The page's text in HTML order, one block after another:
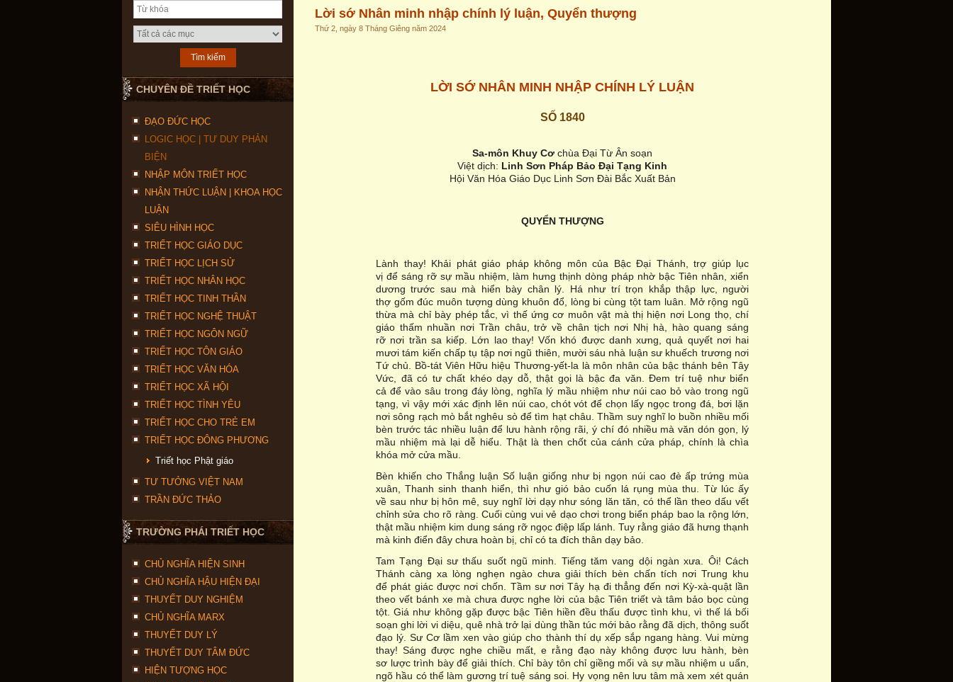
CHUYÊN ĐỀ TRIẾT HỌC
ĐẠO ĐỨC HỌC
LOGIC HỌC | TƯ DUY PHẢN
BIỆN
NHẬP MÔN TRIẾT HỌC
NHẬN THỨC LUẬN | KHOA HỌC
LUẬN
SIÊU HÌNH HỌC
TRIẾT HỌC GIÁO DỤC
TRIẾT HỌC LỊCH SỬ
TRIẾT HỌC NHÂN HỌC
TRIẾT HỌC TINH THẦN
TRIẾT HỌC NGHỆ THUẬT
TRIẾT HỌC NGÔN NGỮ
TRIẾT HỌC TÔN GIÁO
TRIẾT HỌC VĂN HÓA
TRIẾT HỌC XÃ HỘI
TRIẾT HỌC TÌNH YÊU
TRIẾT HỌC CHO TRẺ EM
TRIẾT HỌC ĐÔNG PHƯƠNG
Triết học Phật giáo
TƯ TƯỞNG VIỆT NAM
TRẦN ĐỨC THẢO
TRƯỜNG PHÁI TRIẾT HỌC
CHỦ NGHĨA HIỆN SINH
CHỦ NGHĨA HẬU HIỆN ĐẠI
THUYẾT DUY NGHIỆM
CHỦ NGHĨA MARX
THUYẾT DUY LÝ
THUYẾT DUY TÂM ĐỨC
HIỆN TƯỢNG HỌC
Lời sớ Nhân minh nhập chính lý luận, Quyển thượng
Thứ 2, ngày 8 Tháng Giêng năm 2024
LỜI SỚNHÂN MINH NHẬP CHÍNH LÝ LUẬN
SỐ 1840
Sa-môn Khuy Cơ chùa Đại Từ Ân soạn
Việt dịch: Linh Sơn Pháp Bảo Đại Tạng Kinh
Hội Văn Hóa Giáo Dục Linh Sơn Đài Bắc Xuất Bản
QUYỂN THƯỢNG
Lành thay! Khải phát giáo pháp không môn của Bậc Đại Thánh, trợ giúp lục
vị để sáng rỡ sự mầu nhiệm, làm hưng thịnh dòng pháp nhờ bậc Tiên nhân, xiển
dương trước sau mà hiển bày chân lý. Há như trí trọn khắp thập lực, người
thợ gốm đúc muôn tượng dùng khuôn đổ, lòng bi cùng tột tam luân. Mở rộng ngũ
thừa mà chỉ bày phép tắc, vì thế ứng cơ muôn vật mà thị hiện nơi Long thọ, chí
giáo thấm nhuần nơi Trần châu, trở về chân tịch nơi Nhị hà, hào quang sáng
rỡ nơi trần sa kiếp. Lớn lao thay! Vốn khó được danh xưng, quả quyết nơi hai
mươi tám kiến chấp tụ tập nơi ngũ thiên, mười sáu nhà luận sư khuếch trương nơi
Tứ chủ. Bồ-tát Viên Hữu hiệu Thương-yết-la là môn nhân của bậc thánh bên Tây
Vức, đã có tư chất khéo dạy dỗ, thật gọi là bậc đa văn. Đem trí tuệ như biển
cả để vào sâu trong đáy lòng, nghĩa lý mầu nhiệm như núi cao bỏ vào trong ngũ
tạng, vì vậy mới xác định lên núi cao, chót vót để chọn lấy ngọc trong đá, bơi lặn
nơi sông rạch mò bắt nghêu sò để tìm hạt châu. Thầm suy nghĩ lo buồn nhiều mối
bèn trước tác nhiều luận để lưu hành rộng rãi, ý chí đó nhiều mà văn dón gọn, lý
mầu nhiệm mà lại dễ hiểu. Thật là then chốt của cánh cửa pháp, chính là chìa
khóa mở cửa mầu.
Bèn khiến cho Thắng luận Số luận giống như bị ngọn núi cao đè ấp trứng mùa
xuân, Thanh sinh thanh hiển, thì như gió bảo cuốn lá rụng mùa thu. Từ lúc ấy
về sau như bị hôn mê, suy nghĩ lời dạy như sóng lăn tăn, có thể lần theo dấu vết
chỉnh sửa cho rõ ràng. Cuối cùng vui vẻ dạo chơi trong biển pháp bao la rộng lớn,
thật mầu nhiệm kim dung sáng rỡ ngọc điệp lấp lánh. Tuy rằng giáo đã hưng thạnh
mà kinh điển đây chưa hoàn bị, chỉ có ta đích thân dạy bảo.
Tam Tạng Đại sư thấu suốt ngũ minh. Tiếng tăm vang dội ngàn xưa. Ôi! Cách
Thánh càng xa lòng nghẹn ngào chưa giải thích bèn chấn tích nơi Trung khu
để phát giác được nơi chốn. Tầm sư nơi Tây hạ đi thẳng đến nơi Kỳ-xà-quật lần
theo vết bánh xe mà chưa được nghe lời của bậc Tiên triết và tâm bảo bọc cùng
tột. Giá như không gặp được bậc Tiên hiền đều thấu được tình khu, vì thế lá bối
soạn ghi lời vi diệu, quê nhà trở lại dùng thần túc mới bảo rằng đã dịch, thông suốt
đạo lý. Sư Cơ lầm xen vào giúp cho thành thí dụ xếp sắp ngang hàng. Vui mừng
thay! Sáng được nghe chiều mất, e rằng đạo này không được lưu hành, bèn
sơ lược trình bày để giải thích. Chỉ bày tôn chỉ giềng mối và sự mầu nhiệm u uẩn,
ngõ hầu có thể làm gương trí tuệ sáng soi. Hy vọng nên lưu tâm mà xem xét quán